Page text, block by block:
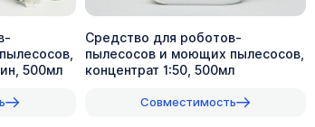
500мл
Средство для роботов-
пылесосов и моющих пылесосов,
концентрат 1:50, 500мл
Совместимость